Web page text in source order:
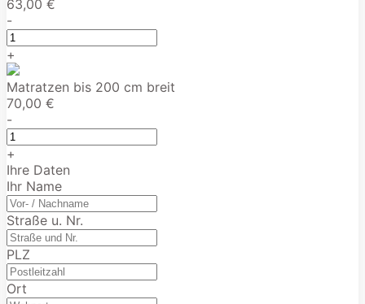
63,00 €
-
+
Matratzen bis 200 cm breit
70,00 €
-
+
Ihre Daten
Ihr Name
Straße u. Nr.
PLZ
Ort